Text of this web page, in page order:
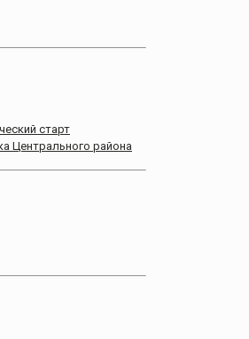
старт
Центрального района